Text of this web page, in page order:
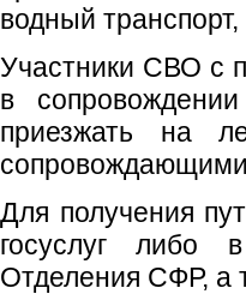
водный
Участники СВО с
в
приезжать на
Для получения
госуслуг либо
Отделения СФР, а